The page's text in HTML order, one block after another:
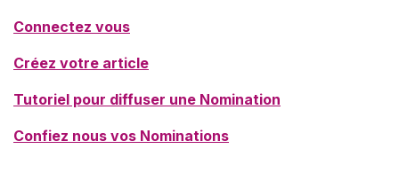
Connectez vous
Créez votre article
Tutoriel pour diffuser une Nomination
Confiez nous vos Nominations